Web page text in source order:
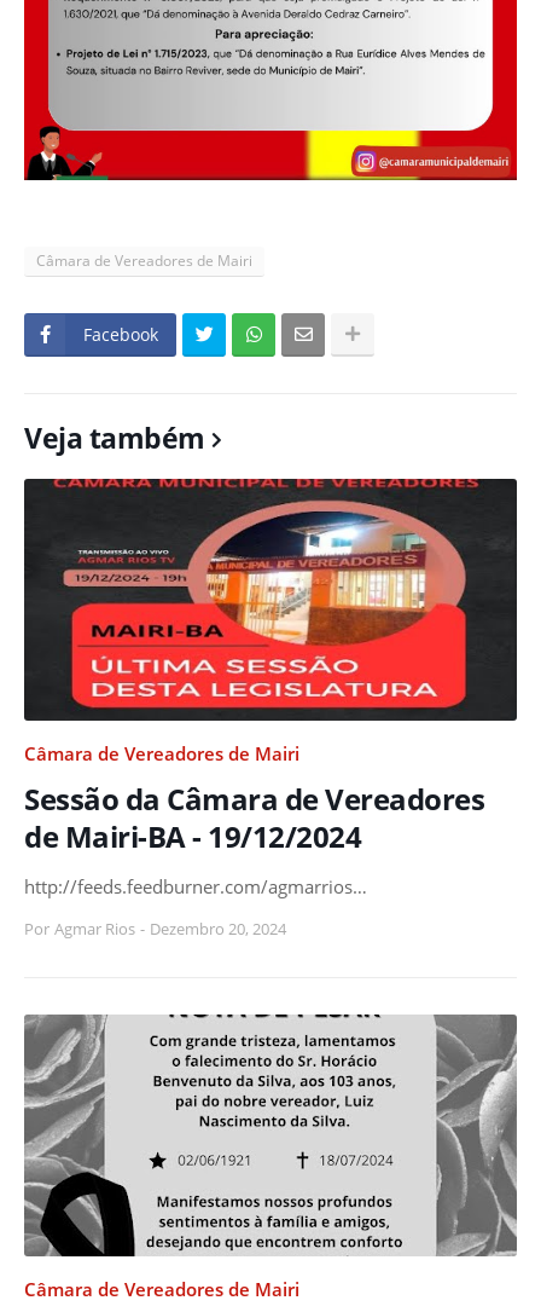
Câmara de Vereadores de Mairi
Facebook
Veja também
Câmara de Vereadores de Mairi
Sessão da Câmara de Vereadores
de Mairi-BA - 19/12/2024
http://feeds.feedburner.com/agmarrios…
Por Agmar Rios - Dezembro 20, 2024
Câmara de Vereadores de Mairi